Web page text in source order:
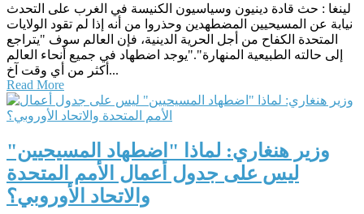
لينغا : حث قادة دينيون وسياسيون الكنيسة في الغرب على التحدث
نيابة عن المسيحيين المضطهدين وحذروا من أنه إذا لم تقود الولايات
المتحدة الكفاح من أجل الحرية الدينية، فإن العالم سوف "يتراجع
إلى حالته الطبيعية المنهارة"."يوجد اضطهاد في جميع أنحاء العالم
أكثر من أي وقت آخ...
Read More
وزير هنغاري: لماذا "اضطهاد المسيحيين"
ليس على جدول أعمال الأمم المتحدة
والاتحاد الأوروبي؟